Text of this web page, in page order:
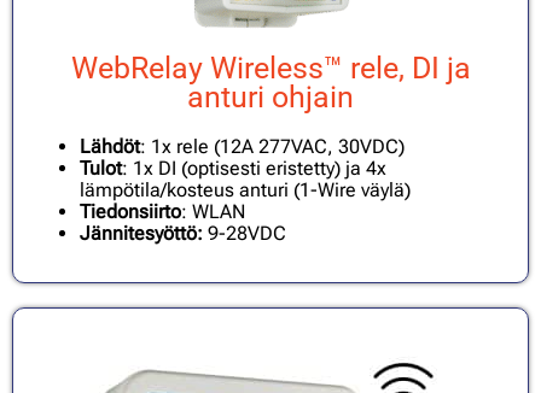
WebRelay Wireless™ rele, DI ja
anturi ohjain
Lähdöt: 1x rele (12A 277VAC, 30VDC)
Tulot: 1x DI (optisesti eristetty) ja 4x
lämpötila/kosteus anturi (1-Wire väylä)
Tiedonsiirto: WLAN
Jännitesyöttö: 9-28VDC